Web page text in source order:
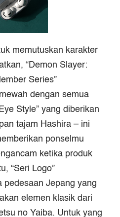
memutuskan karakter
“Demon Slayer:
Series”
dengan semua
Style” yang diberikan
tajam Hashira – ini
ponselmu
ketika produk
“Seri Logo”
pedesaan Jepang yang
elemen klasik dari
no Yaiba. Untuk yang